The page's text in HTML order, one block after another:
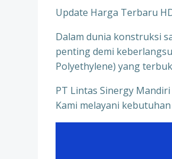
Update Harga Terbaru
Dalam dunia konstruksi
penting demi
Polyethylene) yang
PT Lintas Sinergy
Kami melayani